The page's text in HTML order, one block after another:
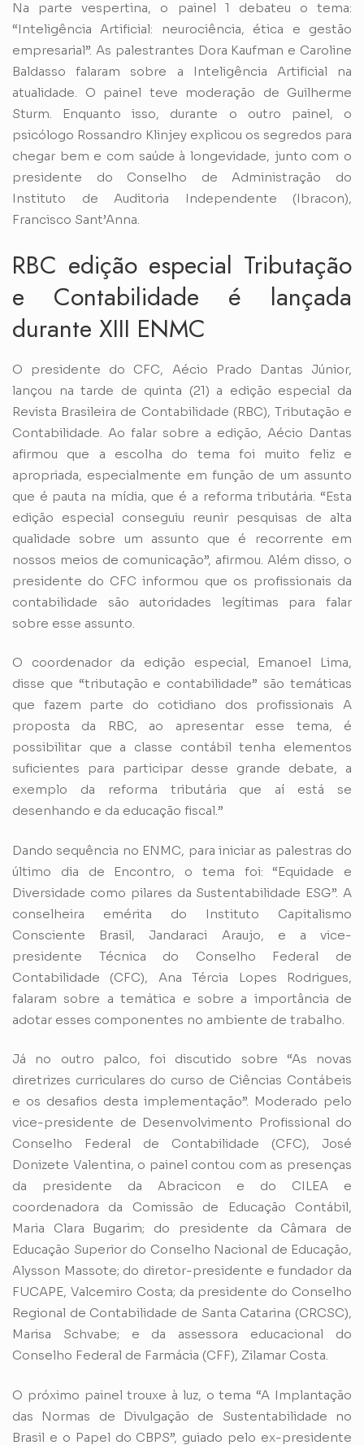
Na parte vespertina, o painel 1 debateu o tema:
“Inteligência Artificial: neurociência, ética e gestão
empresarial”. As palestrantes Dora Kaufman e Caroline
Baldasso falaram sobre a Inteligência Artificial na
atualidade. O painel teve moderação de Guilherme
Sturm. Enquanto isso, durante o outro painel, o
psicólogo Rossandro Klinjey explicou os segredos para
chegar bem e com saúde à longevidade, junto com o
presidente do Conselho de Administração do
Instituto de Auditoria Independente (Ibracon),
Francisco Sant’Anna.
RBC edição especial Tributação
e Contabilidade é lançada
durante XIII ENMC
O presidente do CFC, Aécio Prado Dantas Júnior,
lançou na tarde de quinta (21) a edição especial da
Revista Brasileira de Contabilidade (RBC), Tributação e
Contabilidade. Ao falar sobre a edição, Aécio Dantas
afirmou que a escolha do tema foi muito feliz e
apropriada, especialmente em função de um assunto
que é pauta na mídia, que é a reforma tributária. “Esta
edição especial conseguiu reunir pesquisas de alta
qualidade sobre um assunto que é recorrente em
nossos meios de comunicação”, afirmou. Além disso, o
presidente do CFC informou que os profissionais da
contabilidade são autoridades legítimas para falar
sobre esse assunto.
O coordenador da edição especial, Emanoel Lima,
disse que “tributação e contabilidade” são temáticas
que fazem parte do cotidiano dos profissionais A
proposta da RBC, ao apresentar esse tema, é
possibilitar que a classe contábil tenha elementos
suficientes para participar desse grande debate, a
exemplo da reforma tributária que aí está se
desenhando e da educação fiscal.”
Dando sequência no ENMC, para iniciar as palestras do
último dia de Encontro, o tema foi: “Equidade e
Diversidade como pilares da Sustentabilidade ESG”. A
conselheira emérita do Instituto Capitalismo
Consciente Brasil, Jandaraci Araujo, e a vice-
presidente Técnica do Conselho Federal de
Contabilidade (CFC), Ana Tércia Lopes Rodrigues,
falaram sobre a temática e sobre a importância de
adotar esses componentes no ambiente de trabalho.
Já no outro palco, foi discutido sobre “As novas
diretrizes curriculares do curso de Ciências Contábeis
e os desafios desta implementação”. Moderado pelo
vice-presidente de Desenvolvimento Profissional do
Conselho Federal de Contabilidade (CFC), José
Donizete Valentina, o painel contou com as presenças
da presidente da Abracicon e do CILEA e
coordenadora da Comissão de Educação Contábil,
Maria Clara Bugarim; do presidente da Câmara de
Educação Superior do Conselho Nacional de Educação,
Alysson Massote; do diretor-presidente e fundador da
FUCAPE, Valcemiro Costa; da presidente do Conselho
Regional de Contabilidade de Santa Catarina (CRCSC),
Marisa Schvabe; e da assessora educacional do
Conselho Federal de Farmácia (CFF), Zilamar Costa.
O próximo painel trouxe à luz, o tema “A Implantação
das Normas de Divulgação de Sustentabilidade no
Brasil e o Papel do CBPS”, guiado pelo ex-presidente